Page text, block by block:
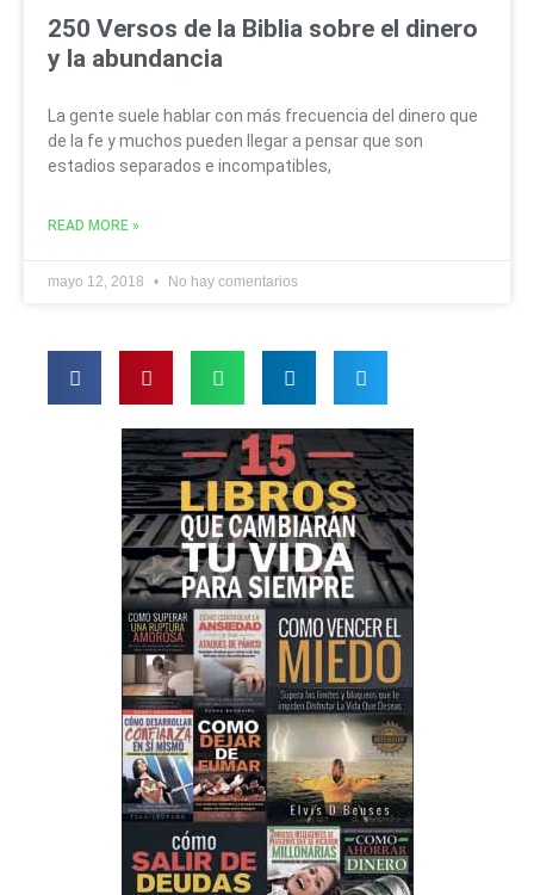
250 Versos de la Biblia sobre el dinero
y la abundancia
La gente suele hablar con más frecuencia del dinero que
de la fe y muchos pueden llegar a pensar que son
estadios separados e incompatibles,
READ MORE »
mayo 12, 2018 No hay comentarios